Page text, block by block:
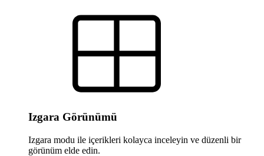
Izgara Görünümü
Izgara modu ile içerikleri kolayca inceleyin ve düzenli bir
görünüm elde edin.